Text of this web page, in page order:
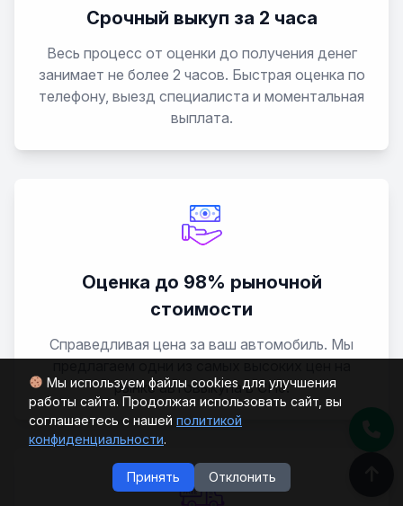
Мы используем файлы cookies для улучшения
работы сайта. Продолжая использовать сайт, вы
соглашаетесь с нашей политикой
конфиденциальности.
Принять Отклонить
Срочный выкуп за 2 часа
Весь процесс от оценки до получения денег
занимает не более 2 часов. Быстрая оценка по
телефону, выезд специалиста и моментальная
выплата.
Оценка до 98% рыночной
стоимости
Справедливая цена за ваш автомобиль. Мы
рынке автовыкупа в СПб.